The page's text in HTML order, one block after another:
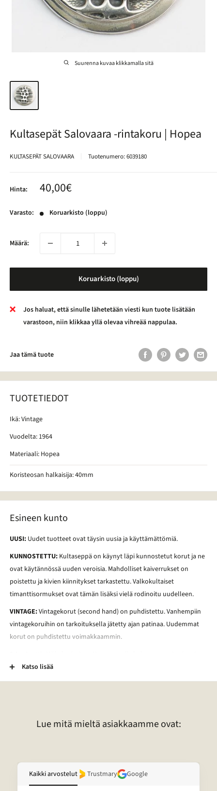
Suurenna kuvaa klikkamalla sitä
Kultasepät Salovaara -rintakoru | Hopea
KULTASEPÄT SALOVAARA Tuotenumero:6039180
Hinta: Alennushinta
40,00€
Varasto: Koruarkisto (loppu)
Määrä:
Koruarkisto (loppu)
Jos haluat, että sinulle lähetetään viesti kun tuote lisätään
varastoon, niin klikkaa yllä olevaa vihreää nappulaa.
Jaa tämä tuote
TUOTETIEDOT
Ikä: Vintage
Vuodelta: 1964
Materiaali: Hopea
Koristeosan halkaisija: 40mm
Esineen kunto
UUSI: Uudet tuotteet ovat täysin uusia ja käyttämättömiä.
KUNNOSTETTU: Kultaseppä on käynyt läpi kunnostetut korut ja ne
ovat käytännössä uuden veroisia. Mahdolliset kaiverrukset on
poistettu ja kivien kiinnitykset tarkastettu. Valkokultaiset
timanttisormukset ovat tämän lisäksi vielä rodinoitu uudelleen.
VINTAGE:Vintagekorut (second hand) on puhdistettu. Vanhempiin
vintagekoruihin on tarkoituksella jätetty ajan patinaa. Uudemmat
korut on puhdistettu voimakkaammin.
Esineessä voi esimerkiksi olla kaiverrus, vääntymä, painauma tai
tummentuma. Pronssikoruissa voi esimerkiksi olla kulunut
Katso lisää
Lue mitä mieltä asiakkaamme ovat:
Kaikki arvostelut Trustmary Google